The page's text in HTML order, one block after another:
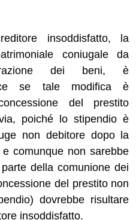
insoddisfatto, la
coniugale da
dei beni, è
se tale modifica è
del prestito
poiché lo stipendio è
non debitore dopo la
comunque non sarebbe
della comunione dei
del prestito non
dovrebbe risultare
insoddisfatto.